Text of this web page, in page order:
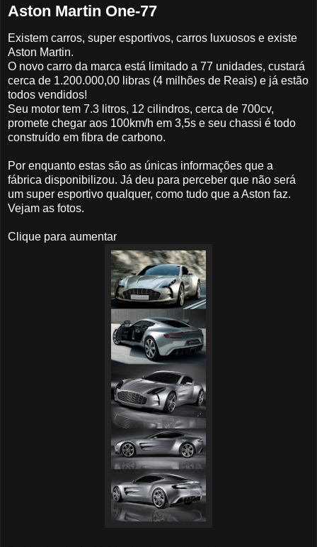
Aston Martin One-77
Existem carros, super esportivos, carros luxuosos e existe
Aston Martin.
O novo carro da marca está limitado a 77 unidades, custará
cerca de 1.200.000,00 libras (4 milhões de Reais) e já estão
todos vendidos!
Seu motor tem 7.3 litros, 12 cilindros, cerca de 700cv,
promete chegar aos 100km/h em 3,5s e seu chassi é todo
construído em fibra de carbono.
Por enquanto estas são as únicas informações que a
fábrica disponibilizou. Já deu para perceber que não será
um super esportivo qualquer, como tudo que a Aston faz.
Vejam as fotos.
Clique para aumentar